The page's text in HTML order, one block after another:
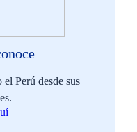
Perú desde sus